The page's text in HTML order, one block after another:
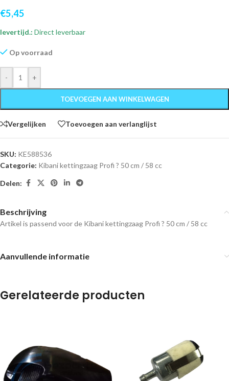
€5,45
levertijd.: Direct leverbaar
Op voorraad
- +
TOEVOEGEN AAN WINKELWAGEN
Vergelijken Toevoegen aan verlanglijst
SKU: KE588536
Categorie: Kibani kettingzaag Profi ? 50 cm / 58 cc
Delen:
Beschrijving
Artikel is passend voor de Kibani kettingzaag Profi ? 50 cm / 58 cc
Aanvullende informatie
Gerelateerde producten